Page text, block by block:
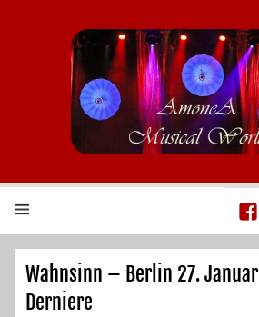
Wahnsinn – Berlin 27.
Derniere